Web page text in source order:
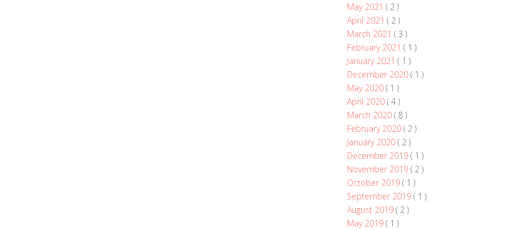
May 2021 ( 2 )
April 2021 ( 2 )
March 2021 ( 3 )
February 2021 ( 1 )
January 2021 ( 1 )
December 2020 ( 1 )
May 2020 ( 1 )
April 2020 ( 4 )
March 2020 ( 8 )
February 2020 ( 2 )
January 2020 ( 2 )
December 2019 ( 1 )
November 2019 ( 2 )
October 2019 ( 1 )
September 2019 ( 1 )
August 2019 ( 2 )
May 2019 ( 1 )